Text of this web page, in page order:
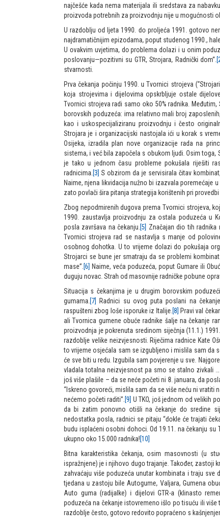
najčešće kada nema materijala ili sredstava za
proizvoda potrebnih za proizvodnju nije u mogućnosti
U razdoblju od ljeta 1990. do proljeća 1991. gotovo
najdramatičnijim epizodama, poput studenog 1990.,
U ovakvim uvjetima, do problema dolazi i u onim
poslovanju—pozitivni su GTR, Strojara, Radnički dom”.
stvarnosti.
Prva čekanja počinju 1990. u Tvornici strojeva
koja strojevima i dijelovima opskrbljuje ostale
Tvornici strojeva radi samo oko 50% radnika.
borovskih poduzeća: ima relativno mali broj
kao i uskospecijaliziranu proizvodnju i često
Strojara je i organizacijski nastojala ići u korak s
Osijeka, izradila plan nove organizacije rada na
sistema, i već bila započela s obukom ljudi. Osim
je tako u jednom času probleme pokušala riješiti
radnicima. [3] S obzirom da je servisirala čitav
Naime, njena likvidacija nužno bi izazvala poremećaje
zato povlači šira pitanja strategija korištenih pri
Zbog nepodmirenih dugova prema Tvornici strojeva,
1990. zaustavlja proizvodnju za ostala poduzeća u
posla završava na čekanju. [5] Značajan dio tih
Tvornici strojeva rad se nastavlja s manje od
osobnog dohotka. U to vrijeme dolazi do pokušaja
Strojarci se bune jer smatraju da se problemi
mase”. [6] Naime, veća poduzeća, poput Gumare ili
duguju novac. Strah od masovnije radničke pobune
Situacija s čekanjima je u drugim borovskim
gumama. [7]
Radnici su ovog puta poslani na
raspušteni zbog loše isporuke iz Italije. [8] Pravi val
ali Tvornica gumene obuće radnike šalje na čekanje
proizvodnja je pokrenuta sredinom siječnja (11.1.)
razdoblje velike neizvjesnosti. Riječima radnice Kate
to vrijeme osjećala sam se izgubljeno i mislila sam da
će sve biti u redu. Izgubila sam povjerenje u sve.
vladala totalna neizvjesnost pa smo se stalno zivkali
još više plašile – da se neće početi ni 8. januara, da
“Iskreno govoreći, mislila sam da se više neću ni
nećemo početi raditi”. [9] U TKO, još jednom od velikih
da bi zatim ponovno otišli na čekanje do sredine
nedostatka posla, radnici se pitaju “dokle će trajati
budu isplaćeni osobni dohoci. Od 19.11. na čekanju su
ukupno oko 15.000 radnika![10]
Bitna karakteristika čekanja, osim masovnosti (u
ispražnjene) je i njihovo dugo trajanje. Također, zastoji
zahvaćaju više poduzeća unutar kombinata i traju
tjedana u zastoju bile Autogume, Valjara, Gumena
Auto guma (radijalke) i dijelovi GTR-a (klinasto
poduzeća na čekanje istovremeno išlo po tisuću ili više
razdoblje često, gotovo redovito popraćeno s